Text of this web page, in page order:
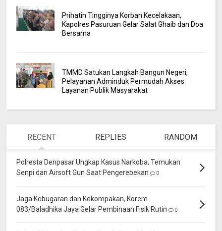
Prihatin Tingginya Korban Kecelakaan,
Kapolres Pasuruan Gelar Salat Ghaib dan Doa
Bersama
TMMD Satukan Langkah Bangun Negeri,
Pelayanan Adminduk Permudah Akses
Layanan Publik Masyarakat
RECENT REPLIES RANDOM
Polresta Denpasar Ungkap Kasus Narkoba, Temukan
Senpi dan Airsoft Gun Saat Pengerebekan
0
Jaga Kebugaran dan Kekompakan, Korem
083/Baladhika Jaya Gelar Pembinaan Fisik Rutin
0